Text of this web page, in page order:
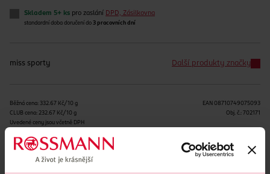
Skladem 5+ ks pro zaslání DPD, Zásilkovna
standardní doba doručení do 3 pracovních dní
miss sporty Další produkty značky
Běžná cena: 332.67 Kč/10 g
CLUB cena: 232.67 Kč/10 g
Uvedené ceny jsou včetně DPH
EAN 08710749075093
Obj. č.: 702171
Podobné produkty